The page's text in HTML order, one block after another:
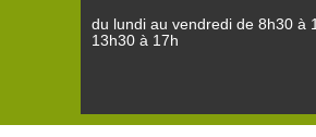
du lundi au vendredi de 8h30 à
13h30 à 17h